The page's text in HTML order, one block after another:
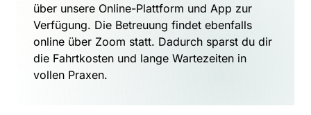
über unsere Online-Plattform und App zur
Verfügung. Die Betreuung findet ebenfalls
online über Zoom statt. Dadurch sparst du dir
die Fahrtkosten und lange Wartezeiten in
vollen Praxen.